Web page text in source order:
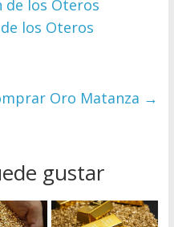
de los Oteros
los Oteros
Oro Matanza →
gustar